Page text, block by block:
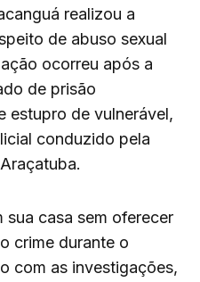
realizou a
de abuso sexual
ocorreu após a
de prisão
estupro de vulnerável,
conduzido pela
casa sem oferecer
crime durante o
com as investigações,